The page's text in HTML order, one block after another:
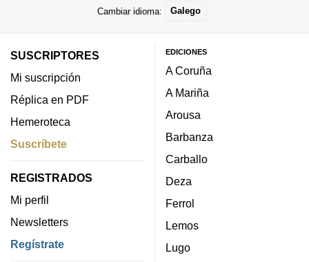
Cambiar idioma: Galego
SUSCRIPTORES
Mi suscripción
Réplica en PDF
Hemeroteca
Suscríbete
REGISTRADOS
Mi perfil
Newsletters
Regístrate
EDICIONES
A Coruña
A Mariña
Arousa
Barbanza
Carballo
Deza
Ferrol
Lemos
Lugo